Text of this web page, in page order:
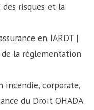
risques et la
en IARDT |
la règlementation
incendie, corporate,
du Droit OHADA